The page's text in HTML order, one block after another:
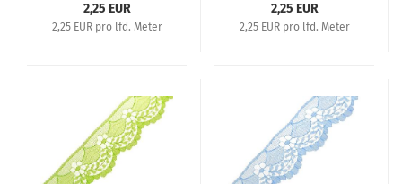
2,25 EUR
2,25 EUR pro lfd. Meter
2,25 EUR
2,25 EUR pro lfd. Meter